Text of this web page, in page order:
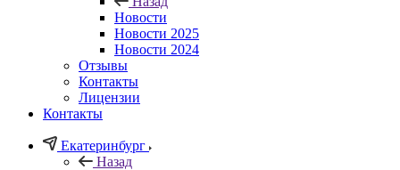
Новости
Новости 2025
Новости 2024
Отзывы
Контакты
Лицензии
Контакты
Екатеринбург
Назад